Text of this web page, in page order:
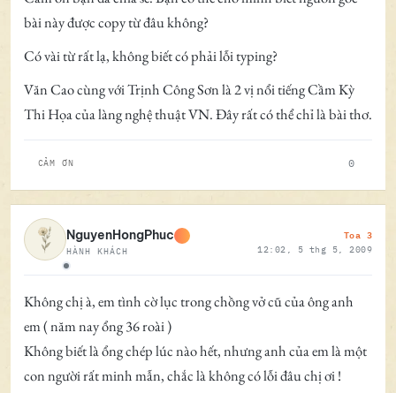
bài này được copy từ đâu không?
Có vài từ rất lạ, không biết có phải lỗi typing?
Văn Cao cùng với Trịnh Công Sơn là 2 vị nổi tiếng Cầm Kỳ
Thi Họa của làng nghệ thuật VN. Đây rất có thể chỉ là bài thơ.
CẢM ƠN 0
Ngoại tuyến
NguyenHongPhuc
HÀNH KHÁCH
Toa 3
12:02, 5 thg 5, 2009
Không chị à, em tình cờ lục trong chồng vở cũ của ông anh
em ( năm nay ổng 36 roài )
Không biết là ổng chép lúc nào hết, nhưng anh của em là một
con người rất minh mẫn, chắc là không có lỗi đâu chị ơi !